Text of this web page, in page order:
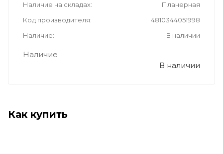
Наличие на складах
Планерная
Код производителя
4810344051998
Наличие
В наличии
Наличие
В наличии
Как купить